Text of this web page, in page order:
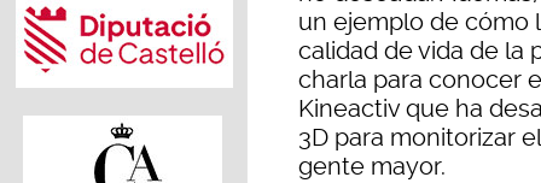
un ejemplo de cómo
calidad de vida de la
charla para conocer
Kineactiv que ha
3D para monitorizar
gente mayor.